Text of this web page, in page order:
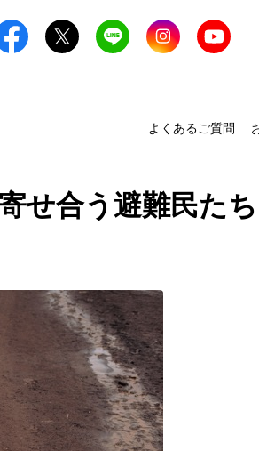
よくあるご質問
せ合う避難民たち